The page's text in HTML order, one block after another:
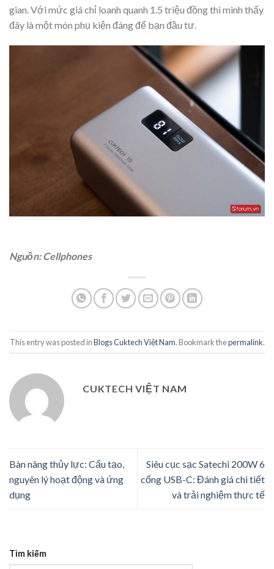
gian. Với mức giá chỉ loanh quanh 1.5 triệu đồng thì mình thấy
đây là một món phụ kiện đáng để bạn đầu tư.
Nguồn: Cellphones
This entry was posted inBlogs Cuktech Việt Nam. Bookmark thepermalink.
CUKTECH VIỆT NAM
Bàn nâng thủy lực: Cấu tạo,
nguyên lý hoạt động và ứng
dụng
Siêu cục sạc Satechi 200W 6
cổng USB-C: Đánh giá chi tiết
và trải nghiệm thực tế
Tìm kiếm